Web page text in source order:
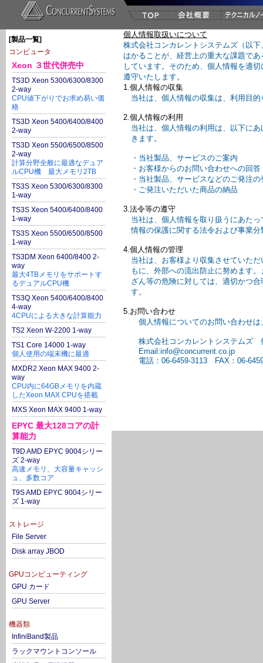
[製品一覧]
コンピュータ
Xeon ３世代併売中
TS3D Xeon 5300/6300/8300
2-way
CPU値下がりでお求め易い価
格
TS3D Xeon 5400/6400/8400
2-way
TS3D Xeon 5500/6500/8500
2-way
計算分野全般に最適なデュア
ルCPU機 最大メモリ2TB
TS3S Xeon 5300/6300/8300
1-way
TS3S Xeon 5400/6400/8400
1-way
TS3S Xeon 5500/6500/8500
1-way
TS3DM Xeon 6400/8400 2-
way
最大4TBメモリをサポートす
るデュアルCPU機
TS3Q Xeon 5400/6400/8400
4-way
4CPUによる大きな計算能力
TS2 Xeon W-2200 1-way
TS1 Core 14000 1-way
個人使用の端末機に最適
MXDR2 Xeon MAX 9400 2-
way
CPU内に64GBメモリを内蔵
したXeon MAX CPUを搭載
MXS Xeon MAX 9400 1-way
EPYC 最大128コアの計
算能力
T9D AMD EPYC 9004シリー
ズ 2-way
高速メモリ、大容量キャッシ
ュ、多数コア
T9S AMD EPYC 9004シリー
ズ 1-way
ストレージ
File Server
Disk array JBOD
GPUコンピューティング
GPU カード
GPU Server
機器類
InfiniBand製品
ラックマウントコンソール
個人情報取扱いについて
株式会社コンカレントシステムズ（以
はかることが、経営上の重大な課題で
しています。そのため、個人情報を適
遵守いたします。
1.個人情報の収集
当社は、個人情報の収集は、利用目
2.個人情報の利用
当社は、個人情報の利用は、以下に
きます。
・当社製品、サービスのご案内
・お客様からのお問い合わせへの回答
・当社製品、サービスなどのご発注の
・ご発注いただいた商品の納品
3.法令等の遵守
当社は、個人情報を取り扱うにあた
情報の保護に関する法令および事業
4.個人情報の管理
当社は、お客様より収集させていた
もに、外部への流出防止に努めます
ざん等の危険に対しては、適切かつ
す。
5.お問い合わせ
個人情報についてのお問い合わせは
株式会社コンカレントシステムズ
Email:info@concurrent.co.jp
電話：06-6459-3113 FAX：06-